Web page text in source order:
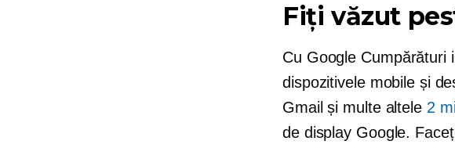
Fiți văzut
Cu Google Cumpărături
dispozitivele mobile și
Gmail și multe altele 2
de display Google.